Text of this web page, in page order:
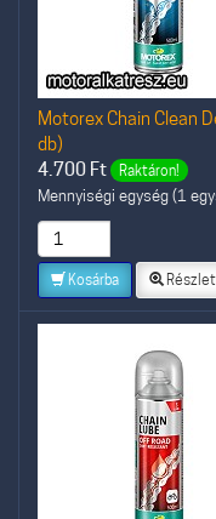
Motorex Chain Clean
db)
4.700 Ft Raktáron!
Mennyiségi egység (1
Kosárba